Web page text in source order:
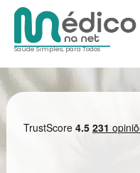
Saúde Simples, para Todos